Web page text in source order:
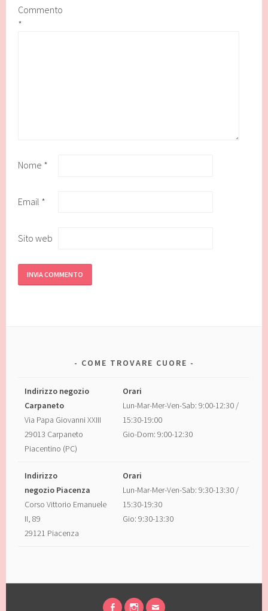
Commento
*
Nome *
Email *
Sito web
COME TROVARE CUORE
Indirizzo negozio
Carpaneto
Via Papa Giovanni XXIII
29013 Carpaneto
Piacentino (PC)
Orari
Lun-Mar-Mer-Ven-Sab: 9:00-12:30 /
15:30-19:00
Gio-Dom: 9:00-12:30
Indirizzo
negozio Piacenza
Corso Vittorio Emanuele
II, 89
29121 Piacenza
Orari
Lun-Mar-Mer-Ven-Sab: 9:30-13:30 /
15:30-19:30
Gio: 9:30-13:30